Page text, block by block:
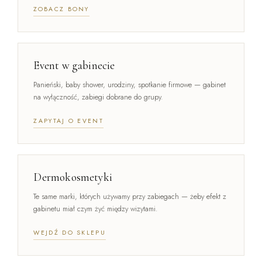
ZOBACZ BONY
Event w gabinecie
Panieński, baby shower, urodziny, spotkanie firmowe — gabinet
na wyłączność, zabiegi dobrane do grupy.
ZAPYTAJ O EVENT
Dermokosmetyki
Te same marki, których używamy przy zabiegach — żeby efekt z
gabinetu miał czym żyć między wizytami.
WEJDŹ DO SKLEPU